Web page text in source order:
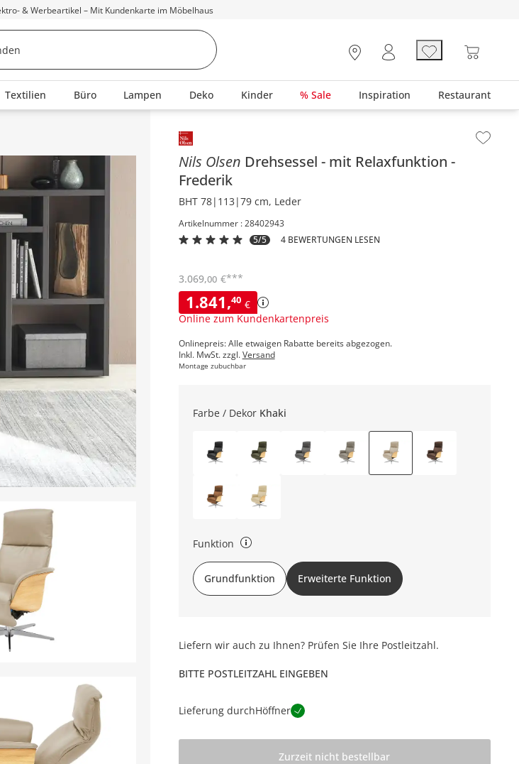
& Werbeartikel – Mit Kundenkarte im Möbelhaus
Textilien Büro Lampen Deko Kinder % Sale Inspiration Restaurant
Inhalt der Seitenleiste überspringen - Zum Seitenende
Nils Olsen Drehsessel
mit Relaxfunktion
Frederik
BHT 78|113|79 cm, Leder
Artikelnummer : 28402943
5/5
4 BEWERTUNGEN LESEN
1.841,40 €
Online zum Kundenkartenpreis
3.069,00 €***
Onlinepreis: Alle etwaigen Rabatte bereits abgezogen.
Inkl. MwSt. zzgl.Versand
Montage zubuchbar
Farbe / Dekor Khaki
Funktion
Grundfunktion: manuelle Relaxfunktion, manuelle Kopfteilverstellung,
drehbar Erweiterte Funktion: motorische Relaxfunktion, manuelle
Kopfteilverstellung, drehbar
Grundfunktion Erweiterte Funktion
Liefern wir auch zu Ihnen? Prüfen Sie Ihre Postleitzahl.
BITTE POSTLEITZAHL EINGEBEN
Lieferung durchHöffner
Zurzeit nicht bestellbar